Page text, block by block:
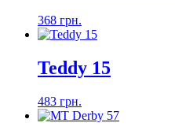
368 грн.
Teddy 15
483 грн.